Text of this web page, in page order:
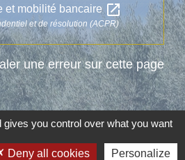
et mobilité bancaire open_in_new
et de résolution (ACPR)
une erreur sur cette page
you control over what you want
Deny all cookies Personalize